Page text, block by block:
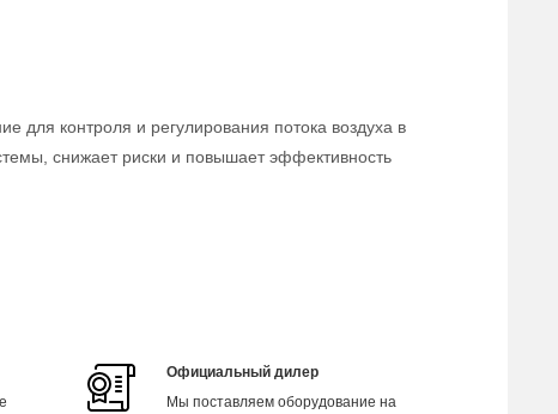
контроля и регулирования потока воздуха в
снижает риски и повышает эффективность
Официальный дилер
Мы поставляем оборудование на